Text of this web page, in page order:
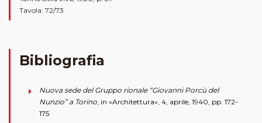
Tavola: 72/73
Bibliografia
Nuova sede del Gruppo rionale “Giovanni Porcù del
Nunzio” a Torino , in «Architettura», 4, aprile, 1940, pp. 172-
175